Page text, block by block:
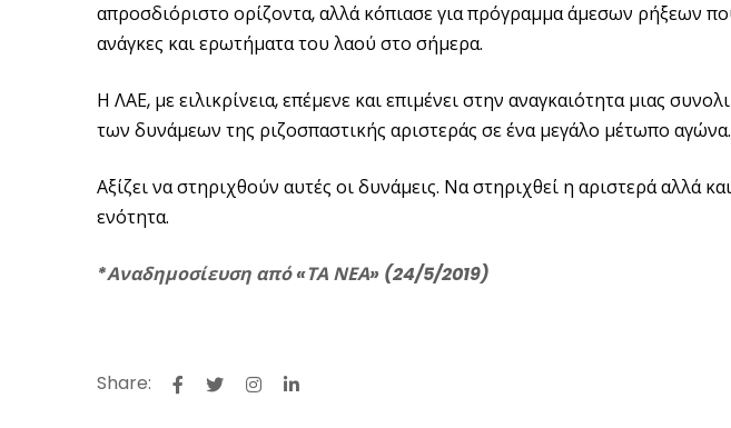
απροσδιόριστο ορίζοντα, αλλά κόπιασε για πρόγραμμα άμεσων ρήξεων
ανάγκες και ερωτήματα του λαού στο σήμερα.
Η ΛΑΕ, με ειλικρίνεια, επέμενε και επιμένει στην αναγκαιότητα μιας
των δυνάμεων της ριζοσπαστικής αριστεράς σε ένα μεγάλο μέτωπο αγώνα.
Αξίζει να στηριχθούν αυτές οι δυνάμεις. Να στηριχθεί η αριστερά αλλά
ενότητα.
*Αναδημοσίευση από «ΤΑ ΝΕΑ» (24/5/2019)
Share: